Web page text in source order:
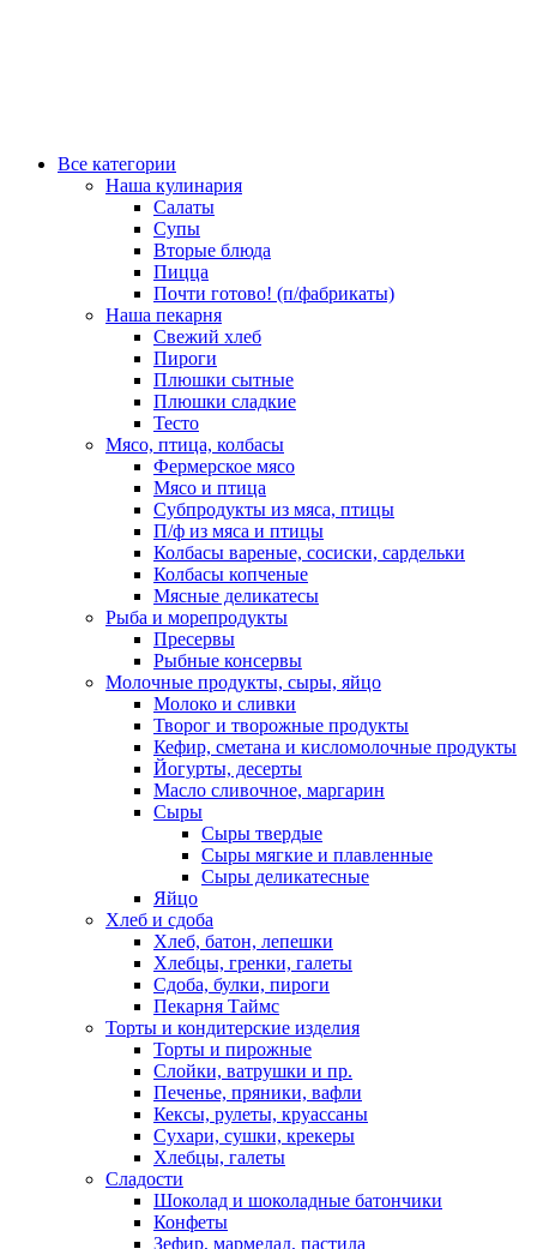
Все категории
Наша кулинария
Салаты
Супы
Вторые блюда
Пицца
Почти готово! (п/фабрикаты)
Наша пекарня
Свежий хлеб
Пироги
Плюшки сытные
Плюшки сладкие
Тесто
Мясо, птица, колбасы
Фермерское мясо
Мясо и птица
Субпродукты из мяса, птицы
П/ф из мяса и птицы
Колбасы вареные, сосиски, сардельки
Колбасы копченые
Мясные деликатесы
Рыба и морепродукты
Пресервы
Рыбные консервы
Молочные продукты, сыры, яйцо
Молоко и сливки
Творог и творожные продукты
Кефир, сметана и кисломолочные продукты
Йогурты, десерты
Масло сливочное, маргарин
Сыры
Сыры твердые
Сыры мягкие и плавленные
Сыры деликатесные
Яйцо
Хлеб и сдоба
Хлеб, батон, лепешки
Хлебцы, гренки, галеты
Сдоба, булки, пироги
Пекарня Таймс
Торты и кондитерские изделия
Торты и пирожные
Слойки, ватрушки и пр.
Печенье, пряники, вафли
Кексы, рулеты, круассаны
Сухари, сушки, крекеры
Хлебцы, галеты
Сладости
Шоколад и шоколадные батончики
Конфеты
Зефир, мармелад, пастила